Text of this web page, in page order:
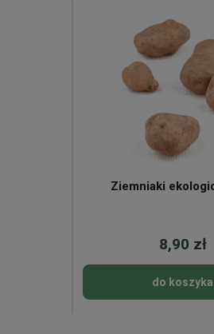
Ziemniaki
8,90 zł
do koszyka